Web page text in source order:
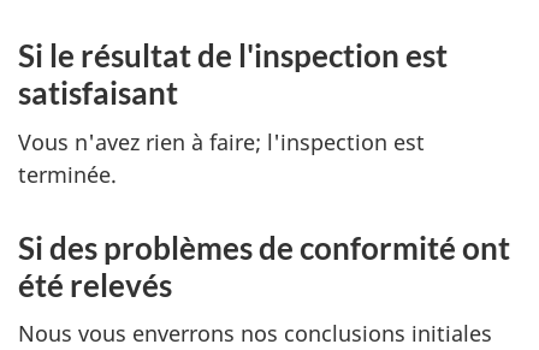
Si le résultat de l'inspection est
satisfaisant
Vous n'avez rien à faire; l'inspection est
terminée.
Si des problèmes de conformité ont
été relevés
Nous vous enverrons nos conclusions initiales